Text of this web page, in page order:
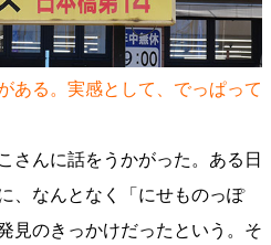
ある。実感として、でっぱって
さんに話をうかがった。ある日
、なんとなく「にせものっぽ
見のきっかけだったという。そ